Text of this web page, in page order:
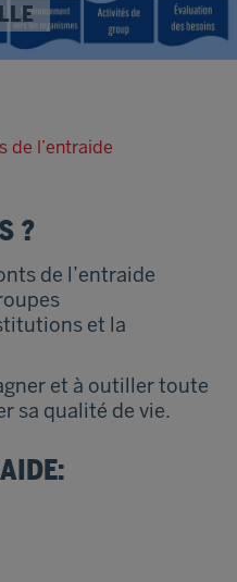
de l’entraide
?
de l’entraide
et la
et à outiller toute
sa qualité de vie.